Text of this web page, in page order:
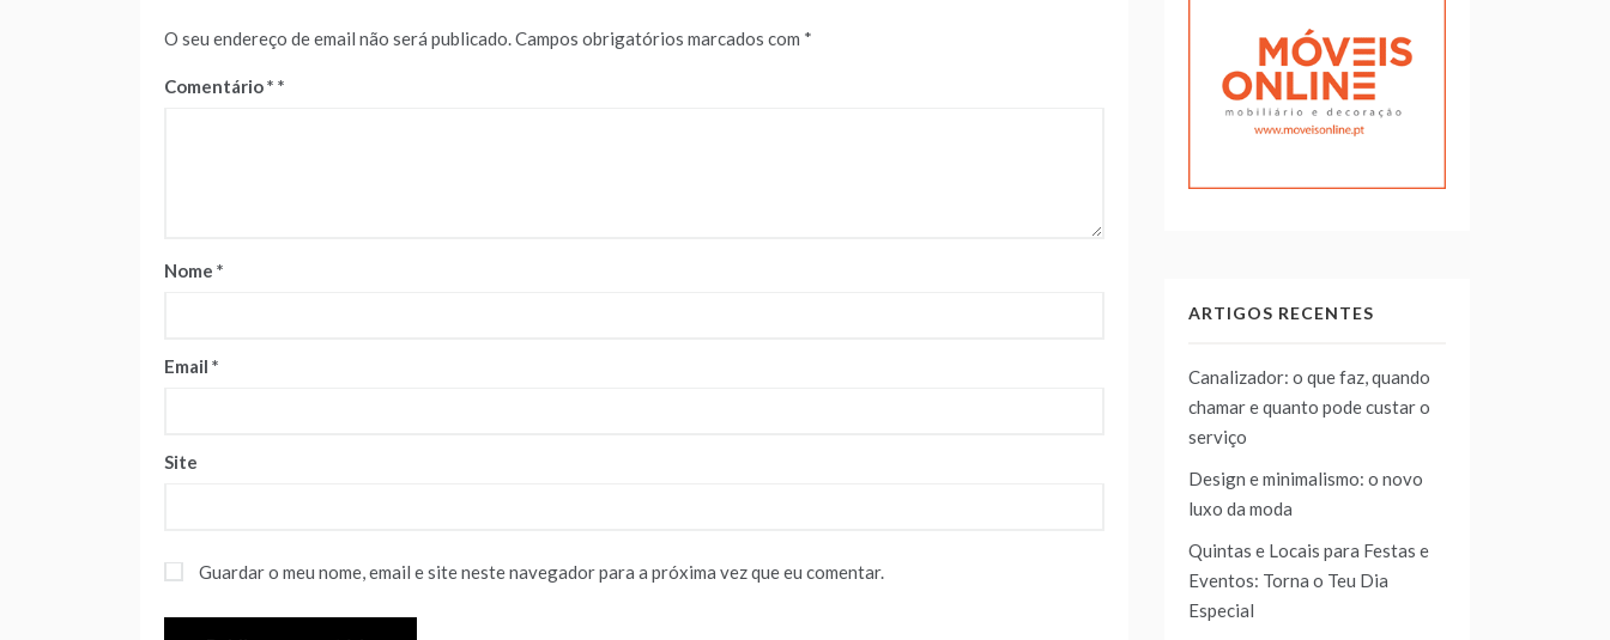
O seu endereço de email não será publicado.Campos obrigatórios marcados com *
Comentário*
Nome *
Email *
Site
Guardar o meu nome, email e site neste navegador para a próxima vez que eu comentar.
ARTIGOS RECENTES
Canalizador: o que faz, quando
chamar e quanto pode custar o
serviço
Design e minimalismo: o novo
luxo da moda
Quintas e Locais para Festas e
Eventos: Torna o Teu Dia
Especial